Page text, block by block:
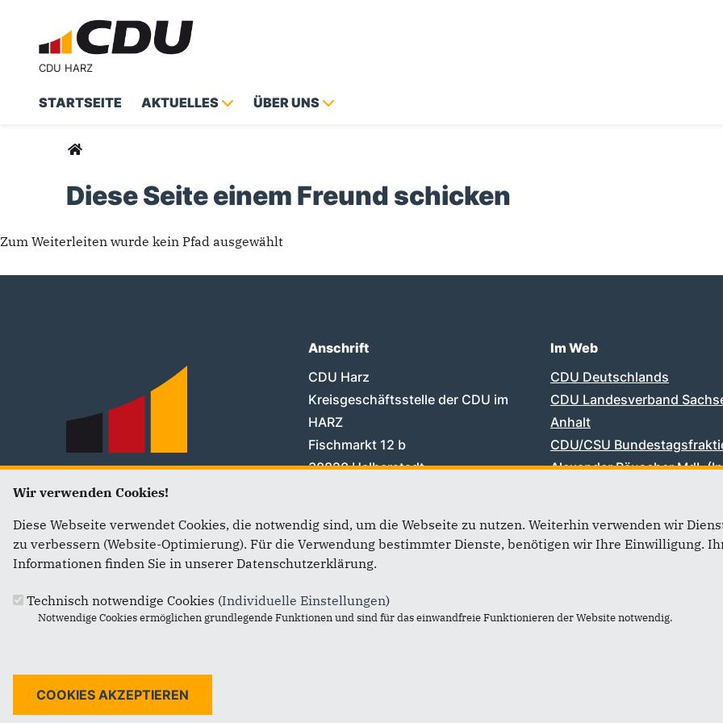
CDU HARZ
STARTSEITE AKTUELLES ÜBER UNS
Suchformular
Suche
Sie sind hier
Diese Seite einem Freund schicken
Zum Weiterleiten wurde kein Pfad ausgewählt
Fußbereich
Anschrift
CDU Harz
Kreisgeschäftsstelle der CDU im
HARZ
Fischmarkt 12 b
38820 Halberstadt
E-Mail:
post@cduharz.de
Im Web
CDU Deutschlands
CDU Landesverband
Anhalt
CDU/CSU
Alexander Räuscher MdL
Landtagskandidat Artjom
Junge Union Harz
Wir verwenden Cookies!
Diese Webseite verwendet Cookies, die notwendig sind, um die Webseite zu nutzen. Weiterhin verwenden wir
zu verbessern (Website-Optimierung). Für die Verwendung bestimmter Dienste, benötigen wir Ihre Einwilligung.
Informationen finden Sie in unserer Datenschutzerklärung.
Technisch notwendige Cookies (Individuelle Einstellungen)
Notwendige Cookies ermöglichen grundlegende Funktionen und sind für das einwandfreie Funktionieren der Website notwendig.